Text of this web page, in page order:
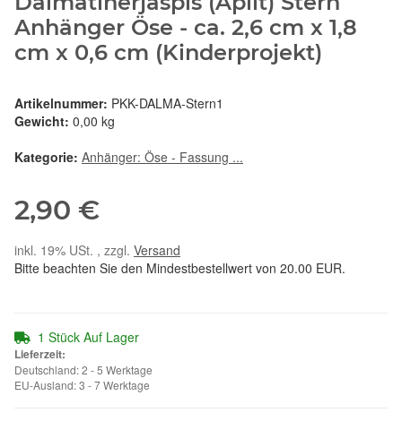
Anhänger Öse - ca. 2,6 cm x 1,8
cm x 0,6 cm (Kinderprojekt)
Artikelnummer: PKK-DALMA-Stern1
Gewicht: 0,00 kg
Kategorie: Anhänger: Öse - Fassung ...
2,90 €
inkl. 19% USt. , zzgl. Versand
Bitte beachten Sie den Mindestbestellwert von 20.00 EUR.
1 Stück Auf Lager
Lieferzeit:
Deutschland: 2 - 5 Werktage
EU-Ausland: 3 - 7 Werktage